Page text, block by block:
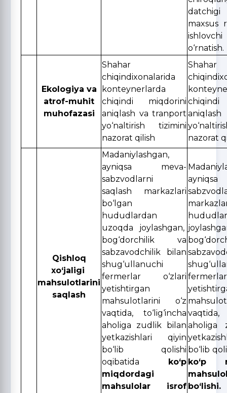
maxsus
o‘rnatish.
Ekologiya va
atrof-muhit
muhofazasi
Shahar
chiqindixonalarida
konteynerlarda
chiqindi miqdorini
aniqlash va tranport
yo‘naltirish tizimini
nazorat qilish
Shahar
nazorat
Qishloq
xo‘jaligi
mahsulotlarini
saqlash
Madaniylashgan,
ayniqsa meva-
sabzvodlarni
saqlash markazlari
bo‘lgan
hududlardan
uzoqda joylashgan,
bog‘dorchilik va
sabzavodchilik bilan
shug‘ullanuchi
fermerlar o‘zlari
yetishtirgan
mahsulotlarini o‘z
vaqtida, to‘lig‘incha
aholiga zudlik bilan
yetkazishlari qiyin
bo‘lib qolishi
oqibatida ko‘p
miqdordagi
mahsulolar isrof
vaqtida,
aholiga
bo‘lib
ko‘p
bo‘lishi.